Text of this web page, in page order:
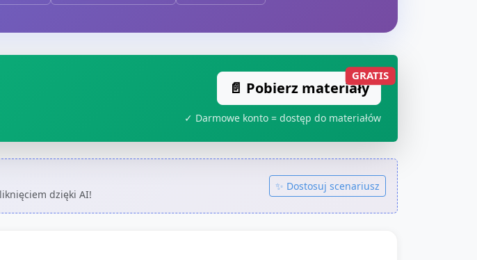
📄 Pobierz materiały
GRATIS
✓ Darmowe konto = dostęp do materiałów
dzięki AI!
✨ Dostosuj scenariusz